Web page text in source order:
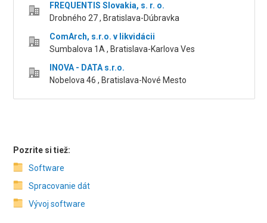
FREQUENTIS Slovakia, s. r. o.
Drobného 27 , Bratislava-Dúbravka
ComArch, s.r.o. v likvidácii
Sumbalova 1A , Bratislava-Karlova Ves
INOVA - DATA s.r.o.
Nobelova 46 , Bratislava-Nové Mesto
Pozrite si tiež:
Software
Spracovanie dát
Vývoj software